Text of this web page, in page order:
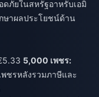
ภัยในสหรัฐอาหรับเอมิ
กษาผลประโยชน์ด้าน
5,000 เพชร:
ชรหลังรวมภาษีและ